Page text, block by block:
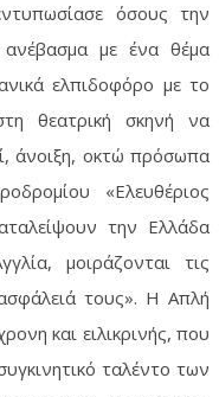
όσους την
με ένα θέμα
ελπιδοφόρο με το
θεατρική σκηνή να
άνοιξη, οκτώ πρόσωπα
«Ελευθέριος
την Ελλάδα
μοιράζονται τις
τους». Η Απλή
και ειλικρινής, που
ταλέντο των